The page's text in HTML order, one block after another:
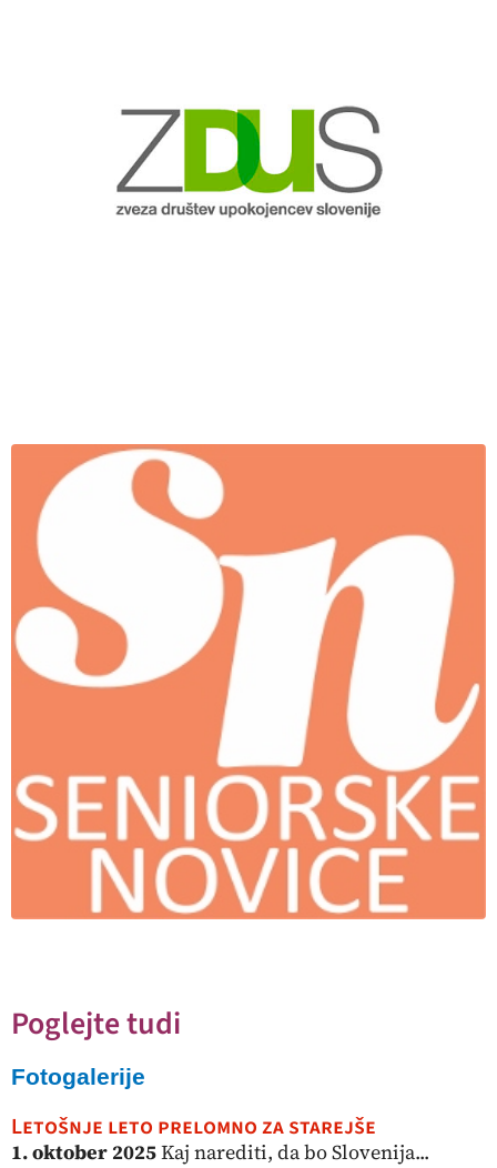
Poglejte tudi
Fotogalerije
Letošnje leto prelomno za starejše
1. oktober 2025Kaj narediti, da bo Slovenija...